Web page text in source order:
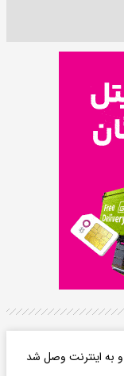
به اینترنت وصل شد